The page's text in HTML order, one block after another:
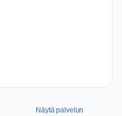
Näytä palvelun